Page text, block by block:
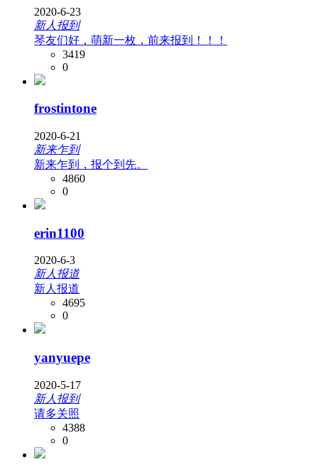
2020-6-23
新人报到
琴友们好，萌新一枚，前来报到！！！
3419
0
frostintone
2020-6-21
新来乍到
新来乍到，报个到先。
4860
0
erin1100
2020-6-3
新人报道
新人报道
4695
0
yanyuepe
2020-5-17
新人报到
请多关照
4388
0